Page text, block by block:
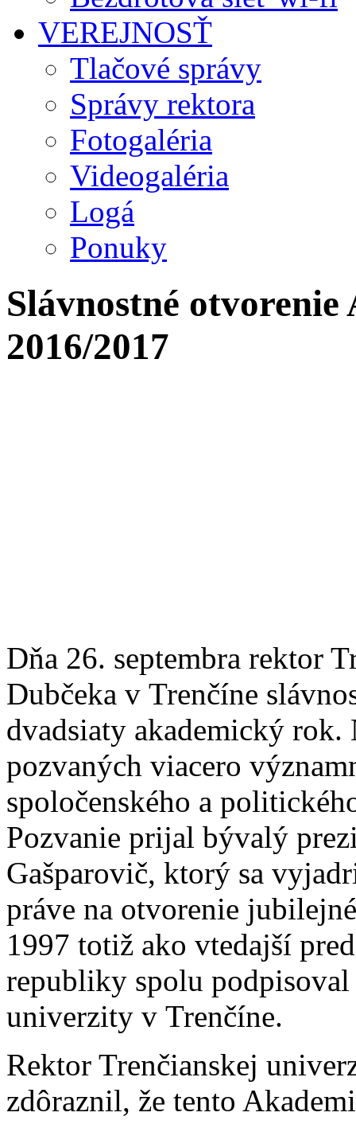
VEREJNOSŤ
Tlačové správy
Správy rektora
Fotogaléria
Videogaléria
Logá
Ponuky
Slávnostné
2016/2017
Dňa 26. septembra rektor
Dubčeka v Trenčíne
dvadsiaty akademický rok.
pozvaných viacero
spoločenského a
Pozvanie prijal bývalý
Gašparovič, ktorý sa
práve na otvorenie
1997 totiž ako vtedajší
republiky spolu
univerzity v Trenčíne.
Rektor Trenčianskej
zdôraznil, že tento